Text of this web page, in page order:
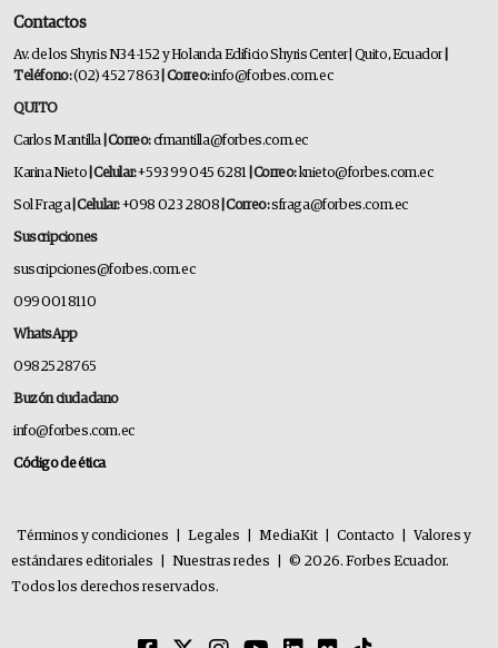
Contactos
Av. de los Shyris N34-152 y Holanda Edificio Shyris Center | Quito, Ecuador
Teléfono:(02) 452 7863 | Correo:info@forbes.com.ec
QUITO
Carlos Mantilla | Correo:cfmantilla@forbes.com.ec
Karina Nieto | Celular:+593 99 045 6281 | Correo: knieto@forbes.com.ec
Sol Fraga | Celular:+098 023 2808 | Correo:sfraga@forbes.com.ec
Suscripciones
suscripciones@forbes.com.ec
099 001 8110
WhatsApp
0982528765
Buzón ciudadano
info@forbes.com.ec
Código de ética
Términos y condiciones Legales MediaKit Contacto
Valores y
estándares editoriales
Nuestras redes
© 2026. Forbes Ecuador.
Todos los derechos reservados.